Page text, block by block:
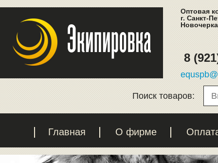
Оптовая
г. Санкт-
8
Поиск товаров:
Главная О фирме